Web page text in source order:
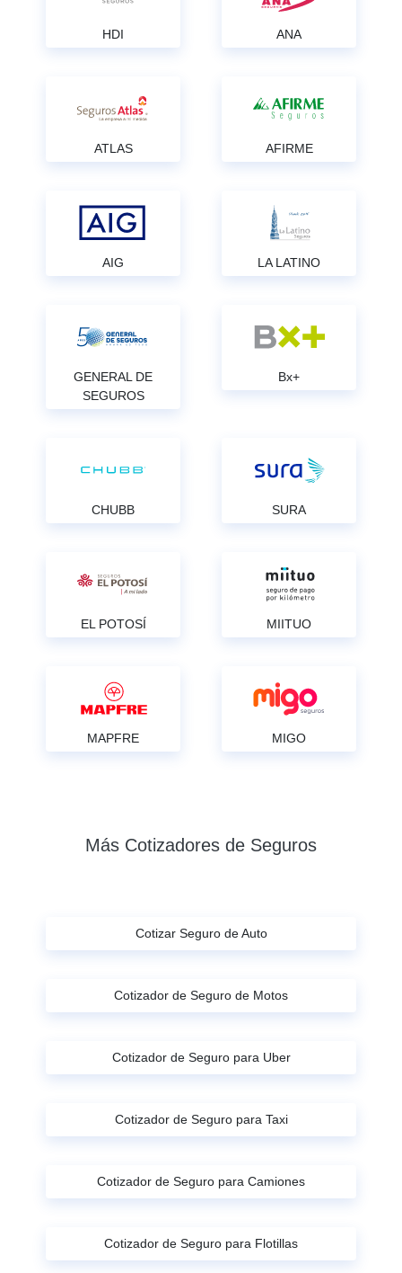
HDI ANA
ATLAS AFIRME
AIG LA LATINO
GENERAL DE
SEGUROS
Bx+
CHUBB SURA
EL POTOSÍ MIITUO
MAPFRE MIGO
Más Cotizadores de Seguros
Cotizar Seguro de Auto
Cotizador de Seguro de Motos
Cotizador de Seguro para Uber
Cotizador de Seguro para Taxi
Cotizador de Seguro para Camiones
Cotizador de Seguro para Flotillas